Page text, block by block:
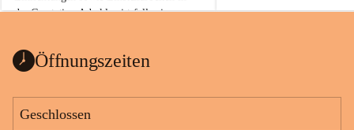
der Gasstation Aderklaa ist fallweise
kommenden Tagen und Wochen wird
sein.
Die OMV Austria ist bemüht, für die
Öffnungszeiten
Geschlossen